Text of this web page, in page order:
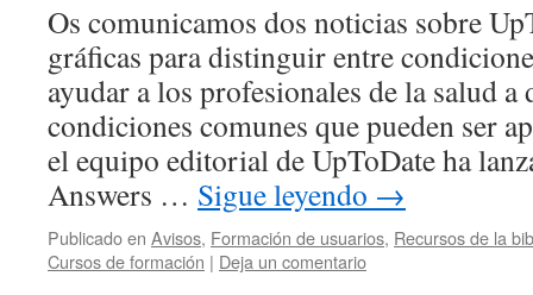
Os comunicamos dos noticias sobre
gráficas para distinguir entre
ayudar a los profesionales de la salud
condiciones comunes que pueden ser
el equipo editorial de UpToDate ha
Answers … Sigue leyendo →
Publicado en Avisos, Formación de usuarios, Recursos de la
Cursos de formación | Deja un comentario